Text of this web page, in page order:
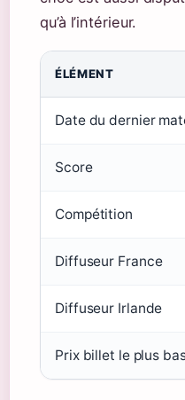
qu’à l’intérieur.
ÉLÉMENT
Date du dernier
Score
Compétition
Diffuseur France
Diffuseur Irlande
Prix billet le plus